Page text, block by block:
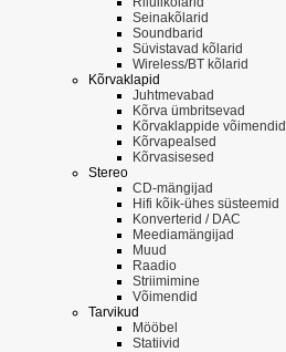
Seinakõlarid
Soundbarid
Süvistavad kõlarid
Wireless/BT kõlarid
Kõrvaklapid
Juhtmevabad
Kõrva ümbritsevad
Kõrvaklappide võimendid
Kõrvapealsed
Kõrvasisesed
Stereo
CD-mängijad
Hifi kõik-ühes süsteemid
Konverterid / DAC
Meediamängijad
Muud
Raadio
Striimimine
Võimendid
Tarvikud
Mööbel
Statiivid